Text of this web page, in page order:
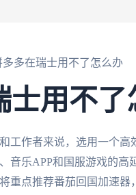
多多在瑞士用不了怎么办
士用不了
工作者来说，选用一个
音乐APP和国服游戏的
重点推荐番茄回国加速